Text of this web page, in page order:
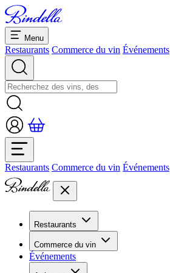
Menu
Restaurants Commerce du vin Événements
Restaurants Commerce du vin Événements
Restaurants
Aperçu restaurants
Banquets et séminaires
Dolcezze
Commerce du vin
Overview
Événements